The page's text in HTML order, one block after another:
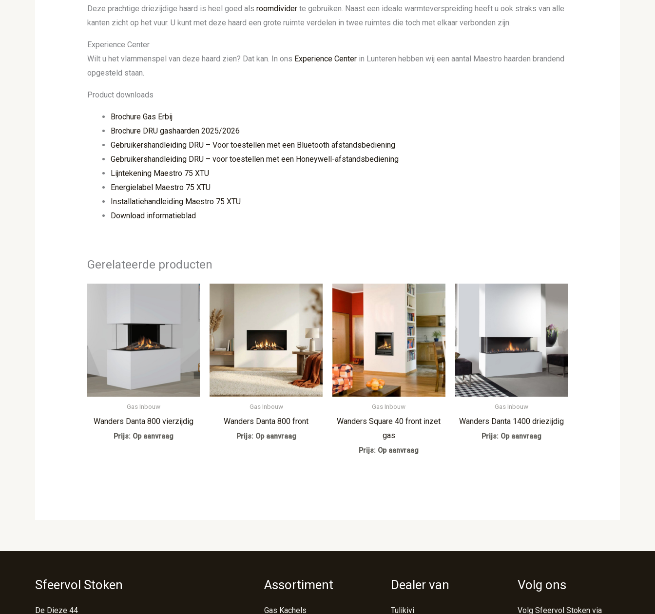
Deze prachtige driezijdige haard is heel goed als roomdividerte gebruiken. Naast een ideale warmteverspreiding heeft u ook straks van alle
kanten zicht op het vuur. U kunt met deze haard een grote ruimte verdelen in twee ruimtes die toch met elkaar verbonden zijn.
Experience Center
Wilt u het vlammenspel van deze haard zien? Dat kan. In ons Experience Centerin Lunteren hebben wij een aantal Maestro haarden brandend
opgesteld staan.
Product downloads
Brochure Gas Erbij
Brochure DRU gashaarden 2025/2026
Gebruikershandleiding DRU – Voor toestellen met een Bluetooth afstandsbediening
Gebruikershandleiding DRU – voor toestellen met een Honeywell-afstandsbediening
Lijntekening Maestro 75 XTU
Energielabel Maestro 75 XTU
Installatiehandleiding Maestro 75 XTU
Download informatieblad
Gerelateerde producten
Gas Inbouw
Wanders Danta 800 vierzijdig
Prijs: Op aanvraag
Gas Inbouw
Wanders Danta 800 front
Prijs: Op aanvraag
Gas Inbouw
Wanders Square 40 front inzet
gas
Prijs: Op aanvraag
Gas Inbouw
Wanders Danta 1400 driezijdig
Prijs: Op aanvraag
Sfeervol Stoken
De Dieze 44
Assortiment
Gas Kachels
Dealer van
Tulikivi
Volg ons
Volg Sfeervol Stoken via